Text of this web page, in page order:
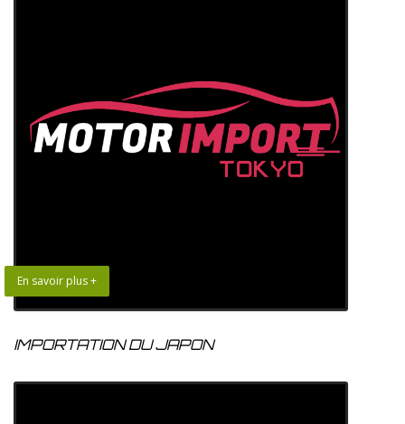
En savoir plus +
IMPORTATION DU JAPON